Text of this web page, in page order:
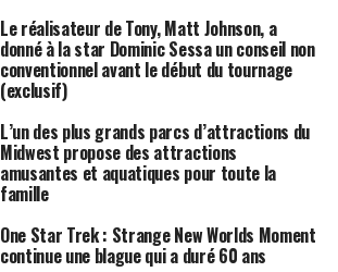
Le réalisateur de Tony, Matt Johnson, a
donné à la star Dominic Sessa un conseil non
conventionnel avant le début du tournage
(exclusif)
L’un des plus grands parcs d’attractions du
Midwest propose des attractions
amusantes et aquatiques pour toute la
famille
One Star Trek : Strange New Worlds Moment
continue une blague qui a duré 60 ans